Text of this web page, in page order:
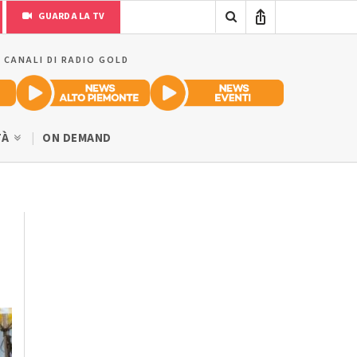
GUARDA LA TV
DI RADIO GOLD
ON DEMAND